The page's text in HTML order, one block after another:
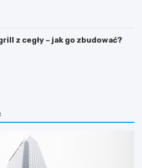
z cegły – jak go zbudować?